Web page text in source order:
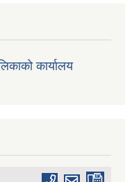
कार्यालय